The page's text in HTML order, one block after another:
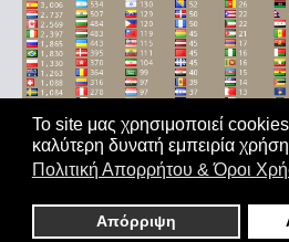
Το site μας χρησιμοποιεί cookies
καλύτερη δυνατή εμπειρία
Πολιτική Απορρήτου & Όροι
Απόρριψη
Αρχική|'Οροι Χρήσης|Επικοινωνία
παντός δικαιώματος